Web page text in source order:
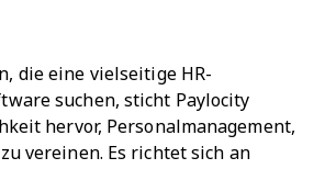
die eine vielseitige HR-
suchen, sticht Paylocity
hervor, Personalmanagement,
vereinen. Es richtet sich an